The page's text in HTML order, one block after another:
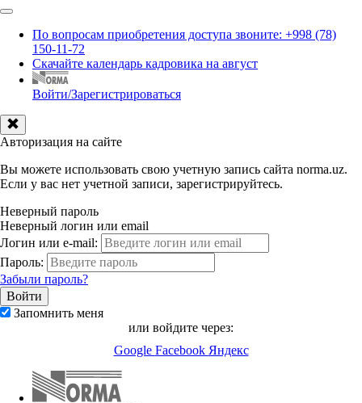
По вопросам приобретения доступа звоните: +998 (78)
150-11-72
Скачайте календарь кадровика на август
Войти/Зарегистрироваться
Авторизация на сайте
Вы можете использовать свою учетную запись сайта norma.uz.
Если у вас нет учетной записи, зарегистрируйтесь.
Неверный пароль
Неверный логин или email
Логин или e-mail:
Пароль:
Забыли пароль?
Запомнить меня
или войдите через:
Google Facebook Яндекс